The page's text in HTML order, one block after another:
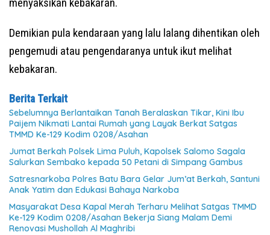
Demikian pula kendaraan yang lalu lalang dihentikan oleh
pengemudi atau pengendaranya untuk ikut melihat
kebakaran.
Berita Terkait
Sebelumnya Berlantaikan Tanah Beralaskan Tikar, Kini Ibu
Paijem Nikmati Lantai Rumah yang Layak Berkat Satgas
TMMD Ke-129 Kodim 0208/Asahan
Jumat Berkah Polsek Lima Puluh, Kapolsek Salomo Sagala
Salurkan Sembako kepada 50 Petani di Simpang Gambus
Satresnarkoba Polres Batu Bara Gelar Jum’at Berkah, Santuni
Anak Yatim dan Edukasi Bahaya Narkoba
Masyarakat Desa Kapal Merah Terharu Melihat Satgas TMMD
Ke-129 Kodim 0208/Asahan Bekerja Siang Malam Demi
Renovasi Mushollah Al Maghribi